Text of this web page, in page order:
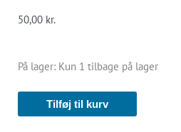
50,00 kr.
På lager: Kun 1 tilbage på lager
September
str.
til
Tilføj til kurv